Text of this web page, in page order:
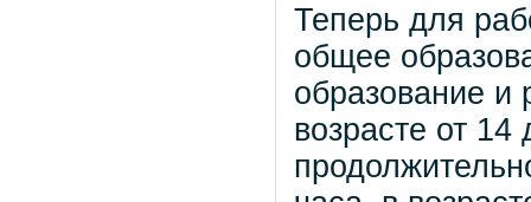
Теперь для
общее
образование и
возрасте от 14